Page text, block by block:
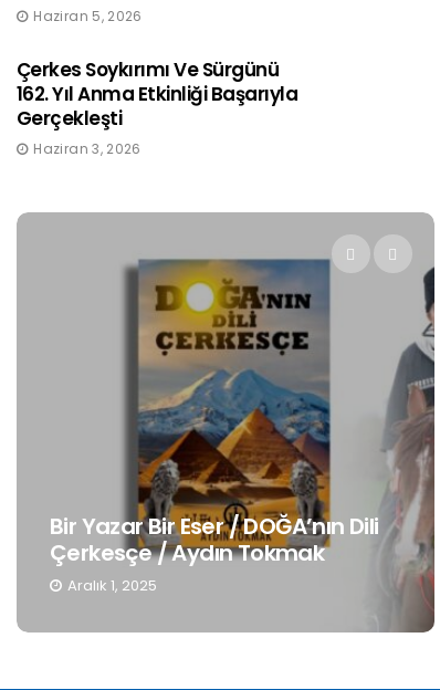
Haziran 5, 2026
Çerkes Soykırımı Ve Sürgünü
162. Yıl Anma Etkinliği Başarıyla
Gerçekleşti
Haziran 3, 2026
Bir Yazar Bir Eser / DOĞA’nın Dili
Çerkesçe / Aydın Tokmak
Aralık 1, 2025